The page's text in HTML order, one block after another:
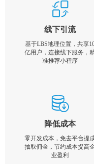
线下引流
基于LBS地理位置，共享
亿用户，连接线下服务，
准推荐小程序
降低成本
零开发成本，免去平台提
抽取佣金，节约成本提高
业盈利